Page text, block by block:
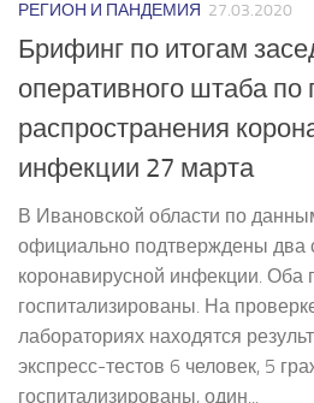
РЕГИОН И ПАНДЕМИЯ 27.03.2020
Брифинг по итогам
оперативного штаба
распространения
инфекции 27 марта
В Ивановской области по
официально подтверждены два
коронавирусной инфекции. Оба
госпитализированы. На
лабораториях находятся
экспресс-тестов 6 человек, 5
госпитализированы, один...